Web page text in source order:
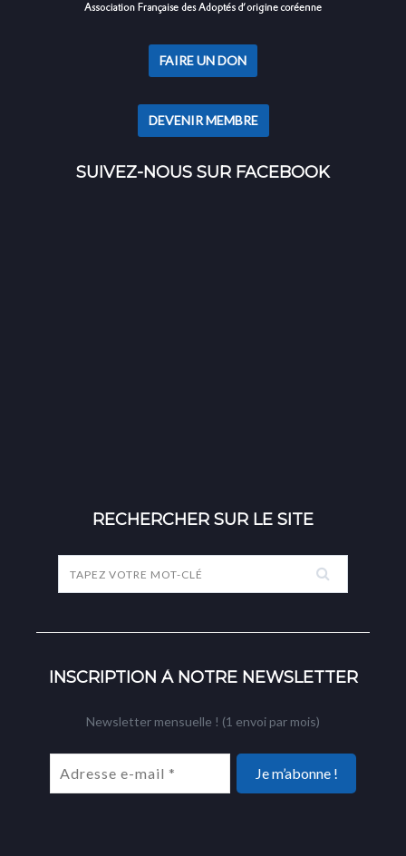
FAIRE UN DON
DEVENIR MEMBRE
SUIVEZ-NOUS SUR FACEBOOK
RECHERCHER SUR LE SITE
INSCRIPTION À NOTRE NEWSLETTER
Newsletter mensuelle ! (1 envoi par mois)